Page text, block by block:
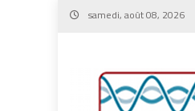
Skip
samedi, août 08, 2026